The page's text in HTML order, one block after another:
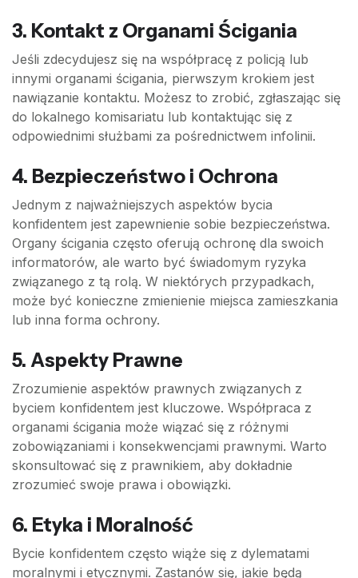
3. Kontakt z Organami Ścigania
Jeśli zdecydujesz się na współpracę z policją lub
innymi organami ścigania, pierwszym krokiem jest
nawiązanie kontaktu. Możesz to zrobić, zgłaszając się
do lokalnego komisariatu lub kontaktując się z
odpowiednimi służbami za pośrednictwem infolinii.
4. Bezpieczeństwo i Ochrona
Jednym z najważniejszych aspektów bycia
konfidentem jest zapewnienie sobie bezpieczeństwa.
Organy ścigania często oferują ochronę dla swoich
informatorów, ale warto być świadomym ryzyka
związanego z tą rolą. W niektórych przypadkach,
może być konieczne zmienienie miejsca zamieszkania
lub inna forma ochrony.
5. Aspekty Prawne
Zrozumienie aspektów prawnych związanych z
byciem konfidentem jest kluczowe. Współpraca z
organami ścigania może wiązać się z różnymi
zobowiązaniami i konsekwencjami prawnymi. Warto
skonsultować się z prawnikiem, aby dokładnie
zrozumieć swoje prawa i obowiązki.
6. Etyka i Moralność
Bycie konfidentem często wiąże się z dylematami
moralnymi i etycznymi. Zastanów się, jakie będą